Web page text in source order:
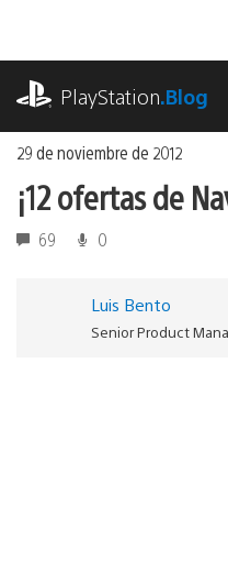
contenido
PlayStation.Blog
29 de noviembre de 2012
¡12 ofertas de
69 0
Luis Bento
Senior Product